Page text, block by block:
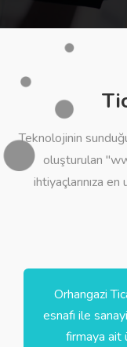
Teknolojinin
oluşturulan
ihtiyaçlarınıza en
Orhangazi
esnafı ile
firmaya ait